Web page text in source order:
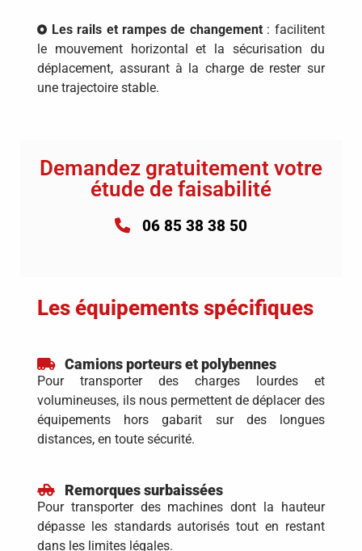
Les rails et rampes de changement: facilitent
le mouvement horizontal et la sécurisation du
déplacement, assurant à la charge de rester sur
une trajectoire stable.
Demandez gratuitement votre
étude de faisabilité
06 85 38 38 50
Les équipements spécifiques
Camions porteurs et polybennes
Pour transporter des charges lourdes et
volumineuses, ils nous permettent de déplacer des
équipements hors gabarit sur des longues
distances, en toute sécurité.
Remorques surbaissées
Pour transporter des machines dont la hauteur
dépasse les standards autorisés tout en restant
dans les limites légales.